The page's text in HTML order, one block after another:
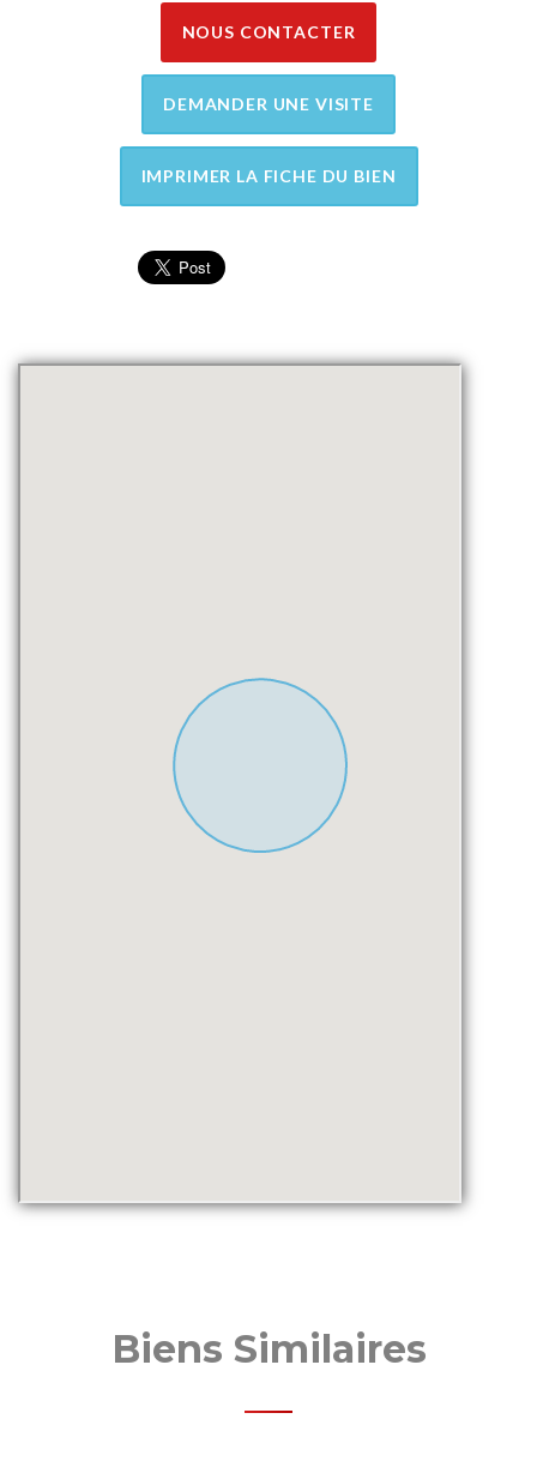
NOUS CONTACTER
DEMANDER UNE VISITE
IMPRIMER LA FICHE DU BIEN
Biens Similaires